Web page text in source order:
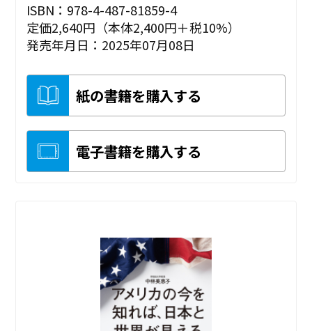
ISBN：978-4-487-81859-4
定価2,640円（本体2,400円＋税10%）
発売年月日：2025年07月08日
紙の書籍を購入する
電子書籍を購入する